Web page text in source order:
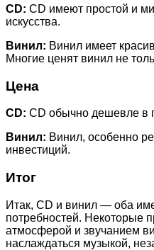
CD: CD имеют простой и
искусства.
Винил: Винил имеет
Многие ценят винил не
Цена
CD: CD обычно дешевле в
Винил: Винил, особенно
инвестиций.
Итог
Итак, CD и винил — оба
потребностей. Некоторые
атмосферой и звучанием
наслаждаться музыкой,